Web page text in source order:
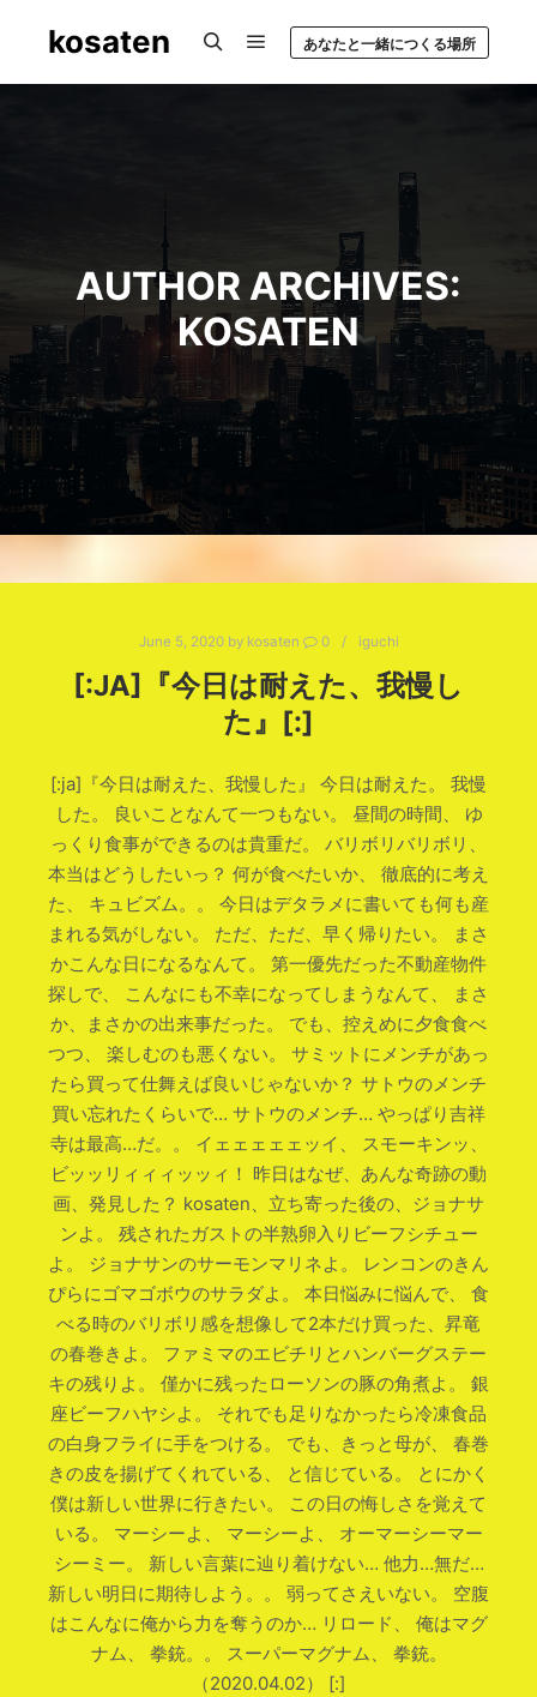
kosaten あなたと一緒につくる場所
AUTHOR ARCHIVES:
KOSATEN
June 5, 2020by kosaten 0 iguchi
[:JA]『今日は耐えた、我慢し
た』[:]
[:ja]『今日は耐えた、我慢した』 今日は耐えた。 我慢
した。 良いことなんて一つもない。 昼間の時間、 ゆ
っくり食事ができるのは貴重だ。 バリボリバリボリ、
本当はどうしたいっ？ 何が食べたいか、 徹底的に考え
た、 キュビズム。。 今日はデタラメに書いても何も産
まれる気がしない。 ただ、ただ、早く帰りたい。 まさ
かこんな日になるなんて。 第一優先だった不動産物件
探しで、 こんなにも不幸になってしまうなんて、 まさ
か、まさかの出来事だった。 でも、控えめに夕食食べ
つつ、 楽しむのも悪くない。 サミットにメンチがあっ
たら買って仕舞えば良いじゃないか？ サトウのメンチ
買い忘れたくらいで… サトウのメンチ… やっぱり吉祥
寺は最高…だ。。 イェェェェェッイ、 スモーキンッ、
ビッッリィィィッッィ！ 昨日はなぜ、あんな奇跡の動
画、発見した？ kosaten、立ち寄った後の、ジョナサ
ンよ。 残されたガストの半熟卵入りビーフシチュー
よ。 ジョナサンのサーモンマリネよ。 レンコンのきん
ぴらにゴマゴボウのサラダよ。 本日悩みに悩んで、 食
べる時のバリボリ感を想像して2本だけ買った、昇竜
の春巻きよ。 ファミマのエビチリとハンバーグステー
キの残りよ。 僅かに残ったローソンの豚の角煮よ。 銀
座ビーフハヤシよ。 それでも足りなかったら冷凍食品
の白身フライに手をつける。 でも、きっと母が、 春巻
きの皮を揚げてくれている、 と信じている。 とにかく
僕は新しい世界に行きたい。 この日の悔しさを覚えて
いる。 マーシーよ、 マーシーよ、 オーマーシーマー
シーミー。 新しい言葉に辿り着けない… 他力…無だ…
新しい明日に期待しよう。。 弱ってさえいない。 空腹
はこんなに俺から力を奪うのか… リロード、 俺はマグ
ナム、 拳銃。。 スーパーマグナム、 拳銃。
（2020.04.02） [:]